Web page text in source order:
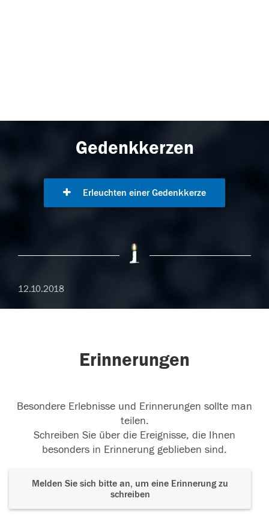
Gedenkkerzen
Erleuchten einer Gedenkkerze
12.10.2018
Erinnerungen
Besondere Erlebnisse und Erinnerungen sollte man
teilen.
Schreiben Sie über die Ereignisse, die Ihnen
besonders in Erinnerung geblieben sind.
Melden Sie sich bitte an, um eine Erinnerung zu
schreiben